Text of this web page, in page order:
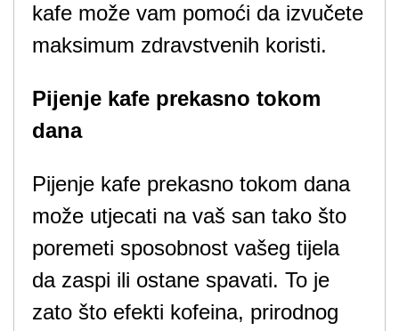
kafe može vam pomoći da izvučete
maksimum zdravstvenih koristi.
Pijenje kafe prekasno tokom
dana
Pijenje kafe prekasno tokom dana
može utjecati na vaš san tako što
poremeti sposobnost vašeg tijela
da zaspi ili ostane spavati. To je
zato što efekti kofeina, prirodnog